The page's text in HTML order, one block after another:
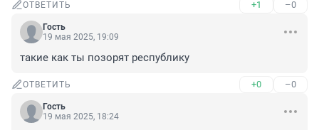
ОТВЕТИТЬ +1 –0
Гость
19 мая 2025, 19:09
такие как ты позорят республику
ОТВЕТИТЬ +0 –0
Гость
19 мая 2025, 18:24